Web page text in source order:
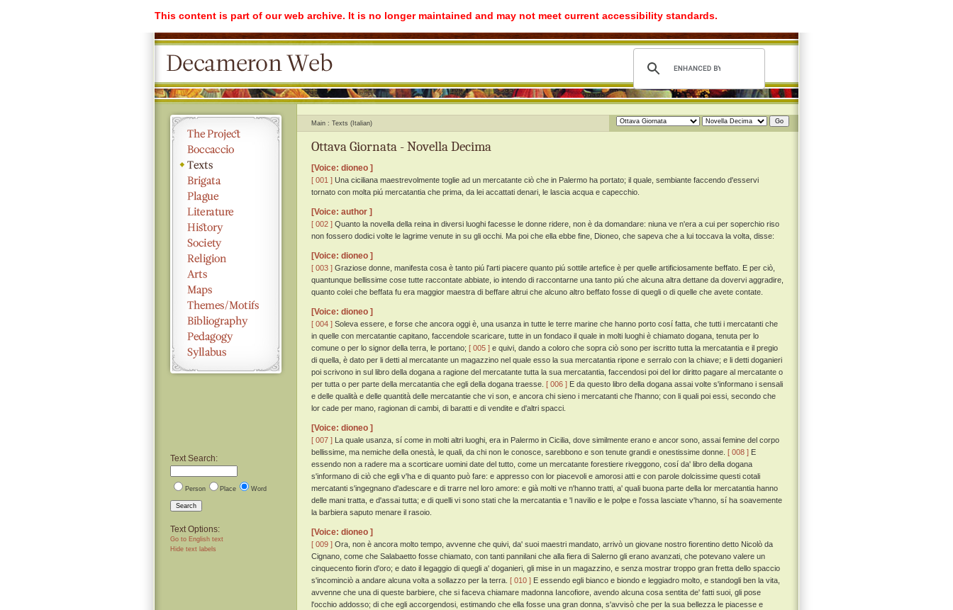
This content is part of our web archive. It is no longer maintained and may not meet current accessibility standards.
Text Search:
Person Place Word
Search
Text Options:
Go to English text
Hide text labels
Main Texts (Italian)
Ottava Giornata - Novella Decima
[Voice: dioneo ]
[ 001 ] Una ciciliana maestrevolmente toglie ad un mercatante ciò che in Palermo ha portato; il quale, sembiante faccendo d'esservi
tornato con molta piú mercatantia che prima, da lei accattati denari, le lascia acqua e capecchio.
[Voice: author ]
[ 002 ] Quanto la novella della reina in diversi luoghi facesse le donne ridere, non è da domandare: niuna ve n'era a cui per soperchio riso
non fossero dodici volte le lagrime venute in su gli occhi. Ma poi che ella ebbe fine, Dioneo, che sapeva che a lui toccava la volta, disse:
[Voice: dioneo ]
[ 003 ] Graziose donne, manifesta cosa è tanto piú l'arti piacere quanto piú sottile artefice è per quelle artificiosamente beffato. E per ciò,
quantunque bellissime cose tutte raccontate abbiate, io intendo di raccontarne una tanto piú che alcuna altra dettane da dovervi aggradire,
quanto colei che beffata fu era maggior maestra di beffare altrui che alcuno altro beffato fosse di quegli o di quelle che avete contate.
[Voice: dioneo ]
[ 004 ] Soleva essere, e forse che ancora oggi è, una usanza in tutte le terre marine che hanno porto cosí fatta, che tutti i mercatanti che
in quelle con mercatantie capitano, faccendole scaricare, tutte in un fondaco il quale in molti luoghi è chiamato dogana, tenuta per lo
comune o per lo signor della terra, le portano; [ 005 ] e quivi, dando a coloro che sopra ciò sono per iscritto tutta la mercatantia e il pregio
di quella, è dato per li detti al mercatante un magazzino nel quale esso la sua mercatantia ripone e serralo con la chiave; e li detti doganieri
poi scrivono in sul libro della dogana a ragione del mercatante tutta la sua mercatantia, faccendosi poi del lor diritto pagare al mercatante o
per tutta o per parte della mercatantia che egli della dogana traesse. [ 006 ] E da questo libro della dogana assai volte s'informano i sensali
e delle qualità e delle quantità delle mercatantie che vi son, e ancora chi sieno i mercatanti che l'hanno; con li quali poi essi, secondo che
lor cade per mano, ragionan di cambi, di baratti e di vendite e d'altri spacci.
[Voice: dioneo ]
[ 007 ] La quale usanza, sí come in molti altri luoghi, era in Palermo in Cicilia, dove similmente erano e ancor sono, assai femine del corpo
bellissime, ma nemiche della onestà, le quali, da chi non le conosce, sarebbono e son tenute grandi e onestissime donne. [ 008 ] E
essendo non a radere ma a scorticare uomini date del tutto, come un mercatante forestiere riveggono, cosí da' libro della dogana
s'informano di ciò che egli v'ha e di quanto può fare: e appresso con lor piacevoli e amorosi atti e con parole dolcissime questi cotali
mercatanti s'ingegnano d'adescare e di trarre nel loro amore: e già molti ve n'hanno tratti, a' quali buona parte della lor mercatantia hanno
delle mani tratta, e d'assai tutta; e di quelli vi sono stati che la mercatantia e 'l navilio e le polpe e l'ossa lasciate v'hanno, sí ha soavemente
la barbiera saputo menare il rasoio.
[Voice: dioneo ]
[ 009 ] Ora, non è ancora molto tempo, avvenne che quivi, da' suoi maestri mandato, arrivò un giovane nostro fiorentino detto Nicolò da
Cignano, come che Salabaetto fosse chiamato, con tanti pannilani che alla fiera di Salerno gli erano avanzati, che potevano valere un
cinquecento fiorin d'oro; e dato il legaggio di quegli a' doganieri, gli mise in un magazzino, e senza mostrar troppo gran fretta dello spaccio
s'incominciò a andare alcuna volta a sollazzo per la terra. [ 010 ] E essendo egli bianco e biondo e leggiadro molto, e standogli ben la vita,
avvenne che una di queste barbiere, che si faceva chiamare madonna Iancofiore, avendo alcuna cosa sentita de' fatti suoi, gli pose
l'occhio addosso; di che egli accorgendosi, estimando che ella fosse una gran donna, s'avvisò che per la sua bellezza le piacesse e